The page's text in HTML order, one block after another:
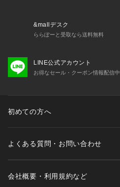
&mallデスク
ららぽーと受取なら送料無料
LINE公式アカウント
お得なセール・クーポン情報配信中
初めての方へ
よくある質問・お問い合わせ
会社概要・利用規約など